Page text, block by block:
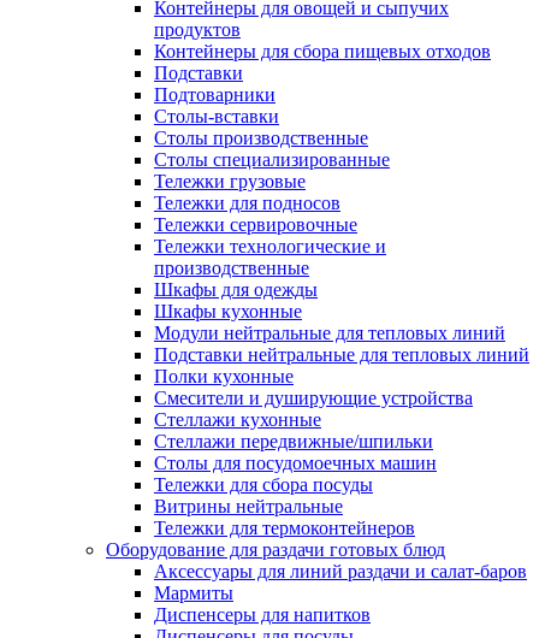
Контейнеры для овощей и сыпучих
продуктов
Контейнеры для сбора пищевых отходов
Подставки
Подтоварники
Столы-вставки
Столы производственные
Столы специализированные
Тележки грузовые
Тележки для подносов
Тележки сервировочные
Тележки технологические и
производственные
Шкафы для одежды
Шкафы кухонные
Модули нейтральные для тепловых линий
Подставки нейтральные для тепловых линий
Полки кухонные
Смесители и душирующие устройства
Стеллажи кухонные
Стеллажи передвижные/шпильки
Столы для посудомоечных машин
Тележки для сбора посуды
Витрины нейтральные
Тележки для термоконтейнеров
Оборудование для раздачи готовых блюд
Аксессуары для линий раздачи и салат-баров
Мармиты
Диспенсеры для напитков